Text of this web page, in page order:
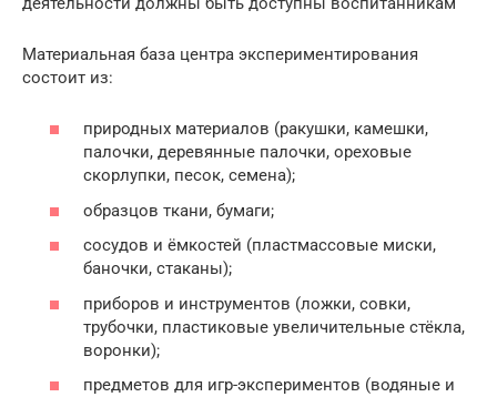
Материальная база центра экспериментирования
состоит из:
природных материалов (ракушки, камешки,
палочки, деревянные палочки, ореховые
скорлупки, песок, семена);
образцов ткани, бумаги;
сосудов и ёмкостей (пластмассовые миски,
баночки, стаканы);
приборов и инструментов (ложки, совки,
трубочки, пластиковые увеличительные стёкла,
воронки);
предметов для игр-экспериментов (водяные и